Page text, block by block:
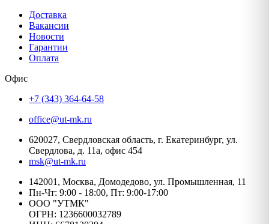
Доставка
Вакансии
Новости
Гарантии
Оплата
Офис
+7 (343) 364-64-58
office@ut-mk.ru
620027, Свердловская область, г. Екатеринбург, ул.
Свердлова, д. 11а, офис 454
msk@ut-mk.ru
142001, Москва, Домодедово, ул. Промышленная, 11
Пн-Чт: 9:00 - 18:00, Пт: 9:00-17:00
ООО "УТМК"
ОГРН: 1236600032789